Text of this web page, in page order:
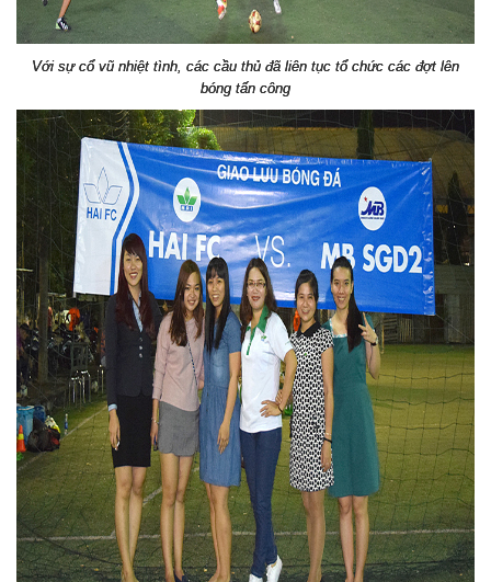
Với sự cổ vũ nhiệt tình, các cầu thủ đã liên tục tổ chức các đợt lên
bóng tấn công